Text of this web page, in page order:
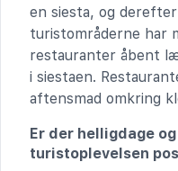
en siesta, og
turistområderne har
restauranter åbent
i siestaen.
aftensmad omkring
Er der helligdage
turistoplevelsen